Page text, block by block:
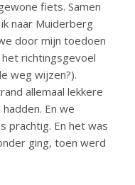
fiets. Samen
naar Muiderberg
door mijn toedoen
richtingsgevoel
weg wijzen?).
allemaal lekkere
En we
prachtig. En het was
ging, toen werd